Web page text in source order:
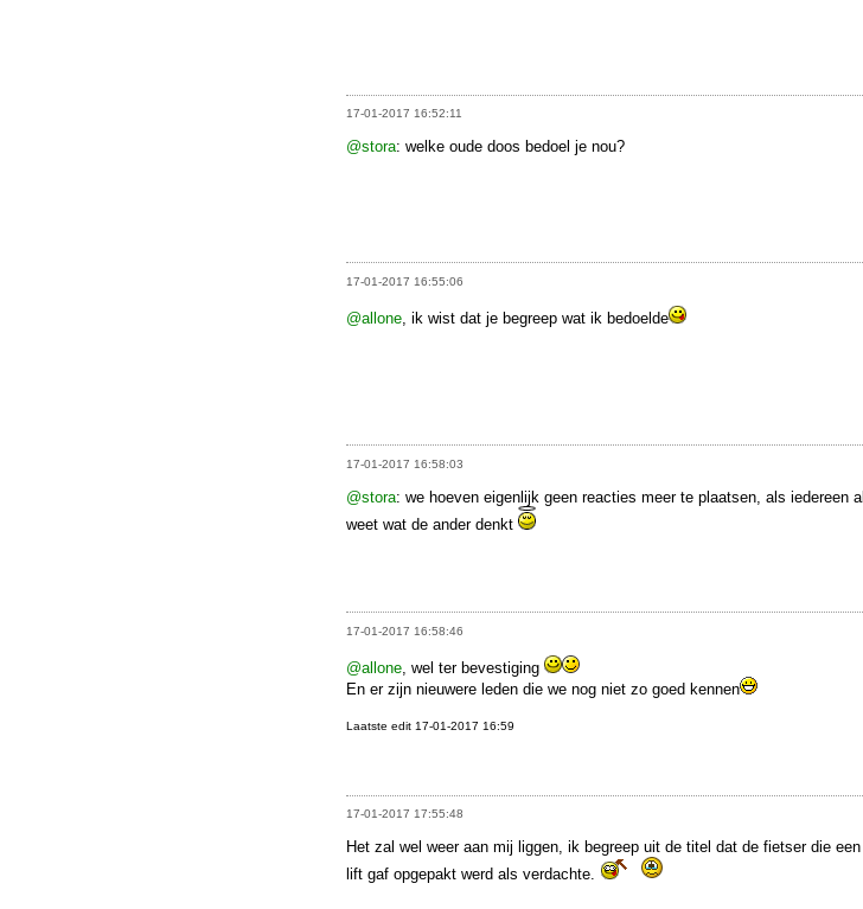
17-01-2017 16:52:11
@stora: welke oude doos bedoel je nou?
17-01-2017 16:55:06
@allone , ik wist dat je begreep wat ik bedoelde
17-01-2017 16:58:03
@stora: we hoeven eigenlijk geen reacties meer te plaatsen, als iedereen al
weet wat de ander denkt
17-01-2017 16:58:46
@allone, wel ter bevestiging
En er zijn nieuwere leden die we nog niet zo goed kennen
Laatste edit 17-01-2017 16:59
17-01-2017 17:55:48
Het zal wel weer aan mij liggen, ik begreep uit de titel dat de fietser die een
lift gaf opgepakt werd als verdachte.